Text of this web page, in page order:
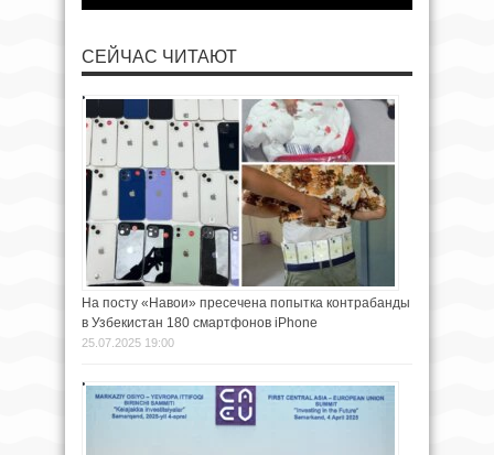
СЕЙЧАС ЧИТАЮТ
На посту «Навои» пресечена попытка контрабанды
в Узбекистан 180 смартфонов iPhone
25.07.2025 19:00